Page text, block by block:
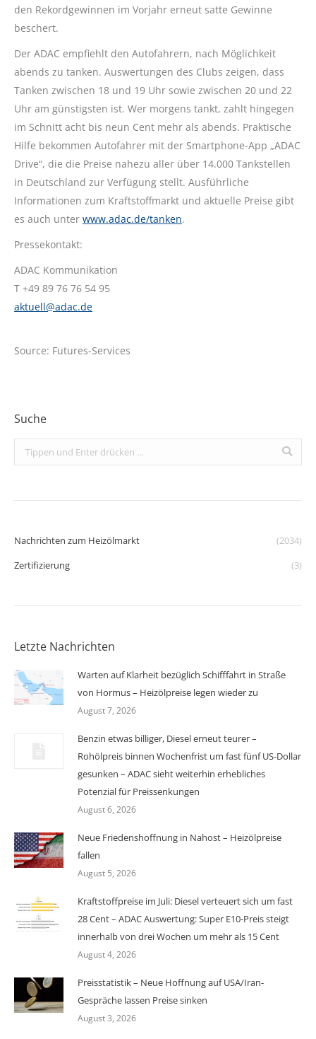
den Rekordgewinnen im Vorjahr erneut satte Gewinne
beschert.
Der ADAC empfiehlt den Autofahrern, nach Möglichkeit
abends zu tanken. Auswertungen des Clubs zeigen, dass
Tanken zwischen 18 und 19 Uhr sowie zwischen 20 und 22
Uhr am günstigsten ist. Wer morgens tankt, zahlt hingegen
im Schnitt acht bis neun Cent mehr als abends. Praktische
Hilfe bekommen Autofahrer mit der Smartphone-App „ADAC
Drive“, die die Preise nahezu aller über 14.000 Tankstellen
in Deutschland zur Verfügung stellt. Ausführliche
Informationen zum Kraftstoffmarkt und aktuelle Preise gibt
es auch unter www.adac.de/tanken.
Pressekontakt:
ADAC Kommunikation
T +49 89 76 76 54 95
aktuell@adac.de
Source: Futures-Services
Suche
Search:
Nachrichten zum Heizölmarkt
(2034)
Zertifizierung
(3)
Letzte Nachrichten
Warten auf Klarheit bezüglich Schifffahrt in Straße
von Hormus – Heizölpreise legen wieder zu
August 7, 2026
Benzin etwas billiger, Diesel erneut teurer –
Rohölpreis binnen Wochenfrist um fast fünf US-Dollar
gesunken – ADAC sieht weiterhin erhebliches
Potenzial für Preissenkungen
August 6, 2026
Neue Friedenshoffnung in Nahost – Heizölpreise
fallen
August 5, 2026
Kraftstoffpreise im Juli: Diesel verteuert sich um fast
28 Cent – ADAC Auswertung: Super E10-Preis steigt
innerhalb von drei Wochen um mehr als 15 Cent
August 4, 2026
Preisstatistik – Neue Hoffnung auf USA/Iran-
Gespräche lassen Preise sinken
August 3, 2026